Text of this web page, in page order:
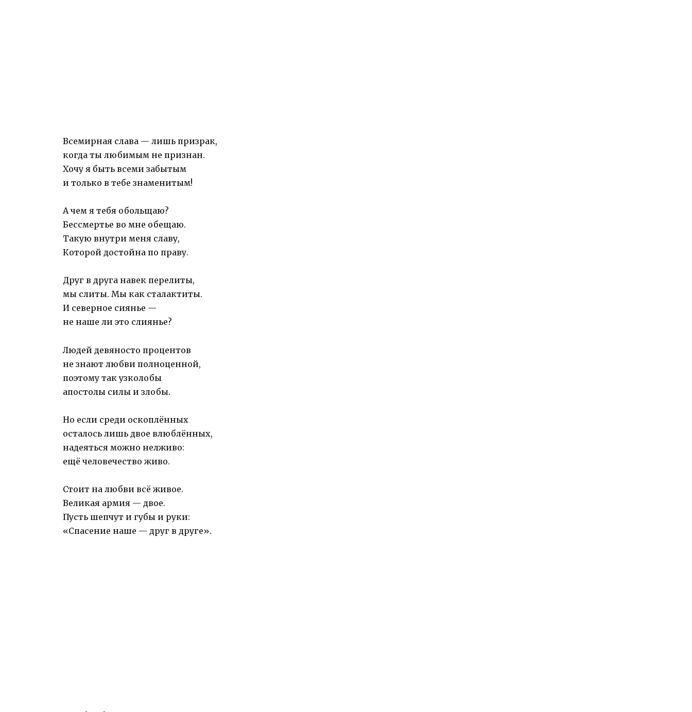
Всемирная слава — лишь призрак,
когда ты любимым не признан.
Хочу я быть всеми забытым
и только в тебе знаменитым!
А чем я тебя обольщаю?
Бессмертье во мне обещаю.
Такую внутри меня славу,
Которой достойна по праву.
Друг в друга навек перелиты,
мы слиты. Мы как сталактиты.
И северное сиянье —
не наше ли это слиянье?
Людей девяносто процентов
не знают любви полноценной,
поэтому так узколобы
апостолы силы и злобы.
Но если среди оскоплённых
осталось лишь двое влюблённых,
надеяться можно нелживо:
ещё человечество живо.
Стоит на любви всё живое.
Великая армия — двое.
Пусть шепчут и губы и руки:
«Спасение наше — друг в друге».